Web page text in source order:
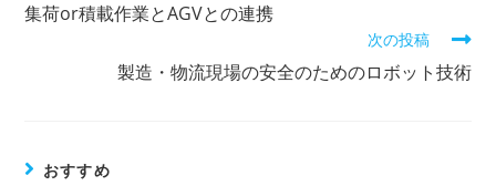
他
集荷or積載作業とAGVとの連携
次の投稿
製造・物流現場の安全のためのロボット技術
おすすめ